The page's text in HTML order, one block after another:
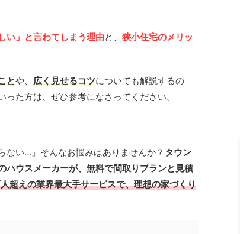
い」と言わてしまう理由と、 狭小住宅のメリッ
とや、 広く見せるコツについても解説するの
た方は、ぜひ参考になさってください。
ない…」そんなお悩みはありませんか？ タウン
ハウスメーカーが、無料で間取りプランと見積
超えの業界最大手サービスで、理想の家づくり